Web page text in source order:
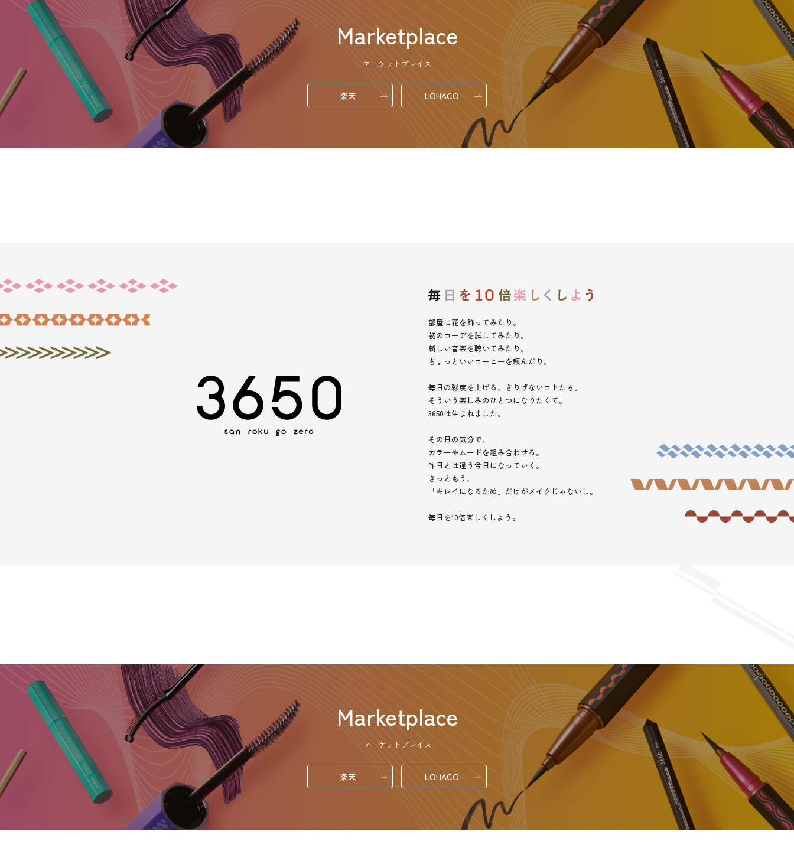
Marketplace
マーケットプレイス
楽天 LOHACO
部屋に花を飾ってみたり。
初のコーデを試してみたり。
新しい音楽を聴いてみたり。
ちょっといいコーヒーを頼んだり。
毎日の彩度を上げる、さりげないコトたち。
そういう楽しみのひとつになりたくて。
3650は生まれました。
その日の気分で、
カラーやムードを組み合わせる。
昨日とは違う今日になっていく。
きっともう、
「キレイになるため」だけがメイクじゃないし。
毎日を10倍楽しくしよう。
Marketplace
マーケットプレイス
楽天 LOHACO